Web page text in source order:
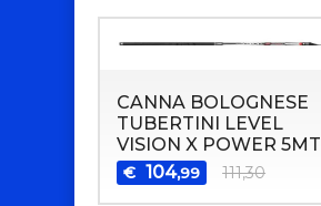
CANNA BOLOGNESE
TUBERTINI LEVEL
VISION X POWER 5MT
€ 104,99 111,30